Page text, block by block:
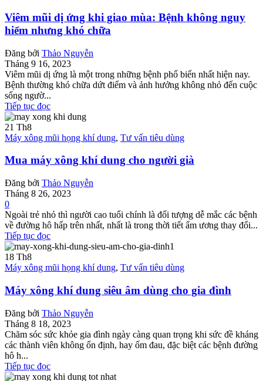
Viêm mũi dị ứng khi giao mùa: Bệnh không nguy
hiểm nhưng khó chữa
Đăng bởi Thảo Nguyễn
Tháng 9 16, 2023
Viêm mũi dị ứng là một trong những bệnh phổ biến nhất hiện nay.
Bệnh thường khó chữa dứt điểm và ảnh hưởng không nhỏ đến cuộc
sống ngườ...
Tiếp tục đọc
21 Th8
Máy xông mũi họng khí dung, Tư vấn tiêu dùng
Mua máy xông khí dung cho người già
Đăng bởi Thảo Nguyễn
Tháng 8 26, 2023
0
Ngoài trẻ nhỏ thì người cao tuổi chính là đối tượng dễ mắc các bệnh
về đường hô hấp trên nhất, nhất là trong thời tiết ẩm ương thay đổi...
Tiếp tục đọc
18 Th8
Máy xông mũi họng khí dung, Tư vấn tiêu dùng
Máy xông khí dung siêu âm dùng cho gia đình
Đăng bởi Thảo Nguyễn
Tháng 8 18, 2023
Chăm sóc sức khỏe gia đình ngày càng quan trọng khi sức đề kháng
các thành viên không ổn định, hay ốm đau, đặc biệt các bệnh đường
hô h...
Tiếp tục đọc